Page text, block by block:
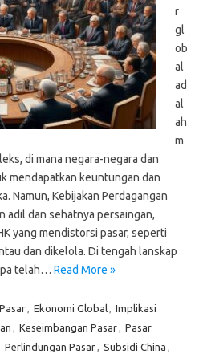
r
gl
ob
al
ad
al
ah
m
di mana negara-negara dan
mendapatkan keuntungan dan
Namun, Kebijakan Perdagangan
adil dan sehatnya persaingan,
yang mendistorsi pasar, seperti
dan dikelola. Di tengah lanskap
telah… Read More »
, Ekonomi Global, Implikasi
, Keseimbangan Pasar, Pasar
Perlindungan Pasar, Subsidi China ,